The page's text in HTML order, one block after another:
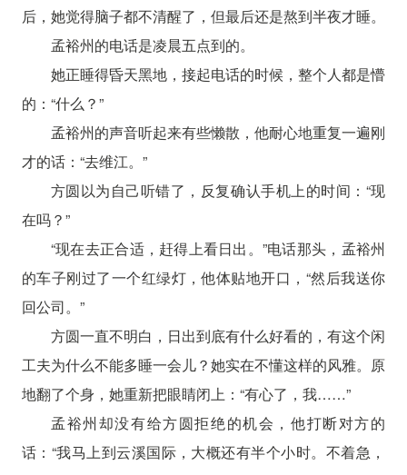
后，她觉得脑子都不清醒了，但最后还是熬到半夜才睡。
孟裕州的电话是凌晨五点到的。
她正睡得昏天黑地，接起电话的时候，整个人都是懵
的：“什么？”
孟裕州的声音听起来有些懒散，他耐心地重复一遍刚
才的话：“去维江。”
方圆以为自己听错了，反复确认手机上的时间：“现
在吗？”
“现在去正合适，赶得上看日出。”电话那头，孟裕州
的车子刚过了一个红绿灯，他体贴地开口，“然后我送你
回公司。”
方圆一直不明白，日出到底有什么好看的，有这个闲
工夫为什么不能多睡一会儿？她实在不懂这样的风雅。原
地翻了个身，她重新把眼睛闭上：“有心了，我……”
孟裕州却没有给方圆拒绝的机会，他打断对方的
话：“我马上到云溪国际，大概还有半个小时。不着急，